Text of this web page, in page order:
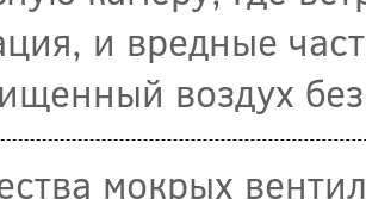
и вредные
воздух
мокрых